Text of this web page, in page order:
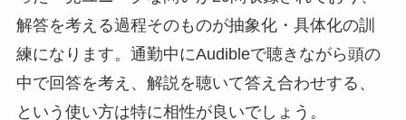
解答を考える過程そのものが抽象化・具体化の訓
練になります。通勤中にAudibleで聴きながら頭の
中で回答を考え、解説を聴いて答え合わせする、
という使い方は特に相性が良いでしょう。